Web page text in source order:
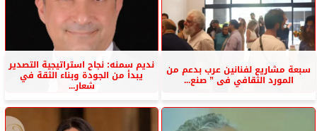
سبعة مشاريع لفنانين عرب بدعم من
المورد الثقافي فى ” صنع...
نديم سمنه: نجاح استراتيجية التصدير
يبدأ من الجودة وبناء الثقة في
شعار...